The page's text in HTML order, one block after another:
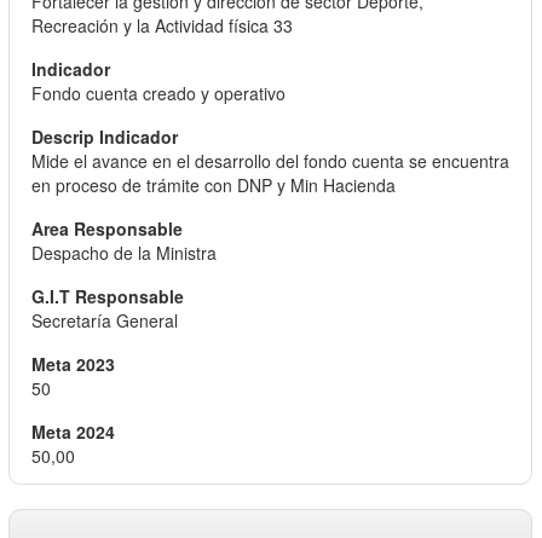
Recreación y la Actividad física 33
Fondo cuenta creado y operativo
Mide el avance en el desarrollo del fondo cuenta se encuentra
en proceso de trámite con DNP y Min Hacienda
Despacho de la Ministra
Secretaría General
50
50,00